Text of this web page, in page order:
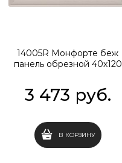
14005R Монфорте беж
панель обрезной 40х120
3 473 руб.
В КОРЗИНУ